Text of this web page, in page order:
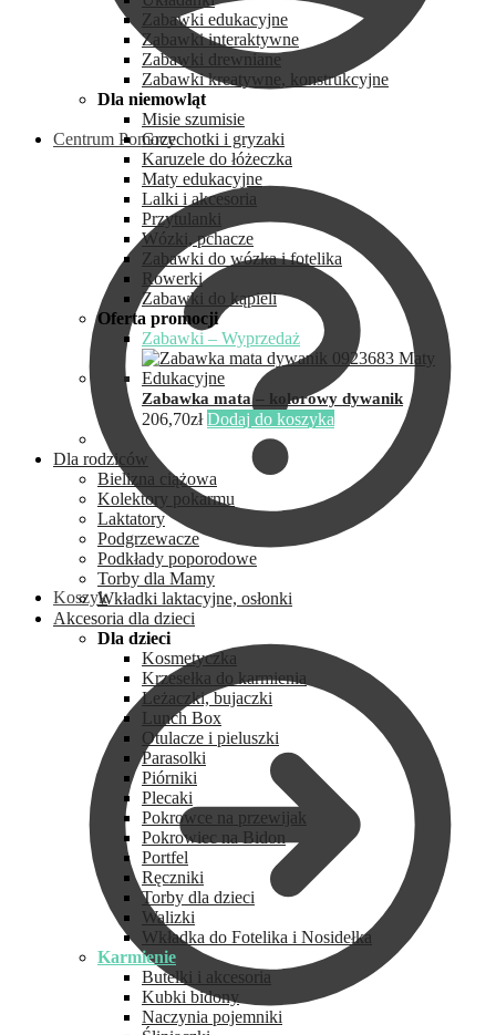
Centrum Pomocy
Koszyk
Zabawki edukacyjne
Zabawki interaktywne
Zabawki drewniane
Zabawki kreatywne, konstrukcyjne
Dla niemowląt
Misie szumisie
Grzechotki i gryzaki
Karuzele do łóżeczka
Maty edukacyjne
Lalki i akcesoria
Przytulanki
Wózki, pchacze
Zabawki do wózka i fotelika
Rowerki
Zabawki do kąpieli
Oferta promocji
Zabawki – Wyprzedaż
Zabawka mata – kolorowy dywanik
206,70zł Dodaj do koszyka
Dla rodziców
Bielizna ciążowa
Kolektory pokarmu
Laktatory
Podgrzewacze
Podkłady poporodowe
Torby dla Mamy
Wkładki laktacyjne, osłonki
Akcesoria dla dzieci
Dla dzieci
Kosmetyczka
Krzesełka do karmienia
Leżaczki, bujaczki
Lunch Box
Otulacze i pieluszki
Parasolki
Piórniki
Plecaki
Pokrowce na przewijak
Pokrowiec na Bidon
Portfel
Ręczniki
Torby dla dzieci
Walizki
Wkładka do Fotelika i Nosidełka
Karmienie
Butelki i akcesoria
Kubki bidony
Naczynia pojemniki